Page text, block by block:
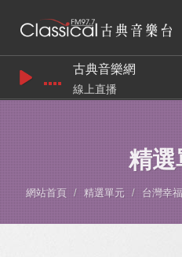
古典音樂網
線上直播